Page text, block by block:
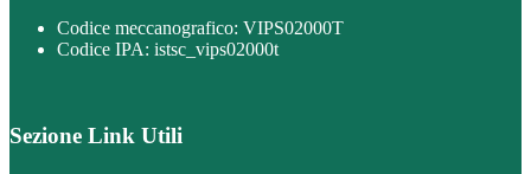
Codice meccanografico: VIPS02000T
Codice IPA: istsc_vips02000t
Sezione Link Utili